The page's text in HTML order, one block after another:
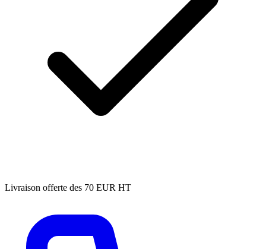
Livraison offerte des 70 EUR HT